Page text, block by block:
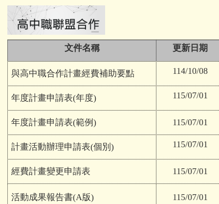
文件名稱 更新日期
與高中職合作計畫經費補助要點 114/10/08
年度計畫申請表(年度) 115/07/01
年度計畫申請表(範例) 115/07/01
計畫活動辦理申請表(個別) 115/07/01
經費計畫變更申請表 115/07/01
活動成果報告書(A版) 115/07/01